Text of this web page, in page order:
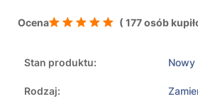
Ocena ( 177 osób
Stan produktu: Nowy
Rodzaj: